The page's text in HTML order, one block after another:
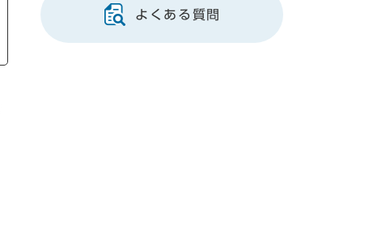
よくある質問